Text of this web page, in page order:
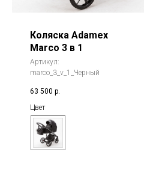
Коляска Adamex
Marco 3 в 1
Артикул:
marco_3_v_1_Черный
63 500 р.
Цвет